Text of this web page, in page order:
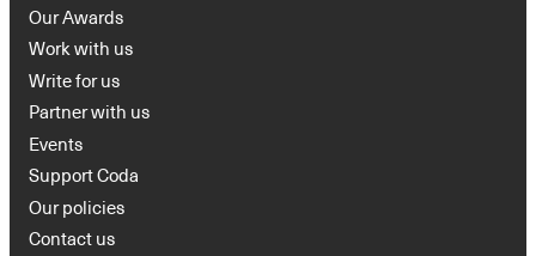
Our Awards
Work with us
Write for us
Partner with us
Events
Support Coda
Our policies
Contact us